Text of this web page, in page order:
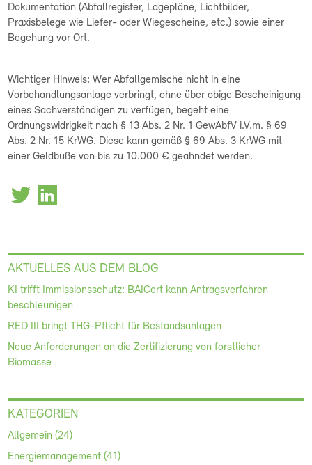
Dokumentation (Abfallregister, Lagepläne, Lichtbilder,
Praxisbelege wie Liefer- oder Wiegescheine, etc.) sowie einer
Begehung vor Ort.
Wichtiger Hinweis: Wer Abfallgemische nicht in eine
Vorbehandlungsanlage verbringt, ohne über obige Bescheinigung
eines Sachverständigen zu verfügen, begeht eine
Ordnungswidrigkeit nach § 13 Abs. 2 Nr. 1 GewAbfV i.V.m. § 69
Abs. 2 Nr. 15 KrWG. Diese kann gemäß § 69 Abs. 3 KrWG mit
einer Geldbuße von bis zu 10.000 € geahndet werden.
AKTUELLES AUS DEM BLOG
KI trifft Immissionsschutz: BAICert kann Antragsverfahren
beschleunigen
RED III bringt THG-Pflicht für Bestandsanlagen
Neue Anforderungen an die Zertifizierung von forstlicher
Biomasse
KATEGORIEN
Allgemein (24)
Energiemanagement (41)